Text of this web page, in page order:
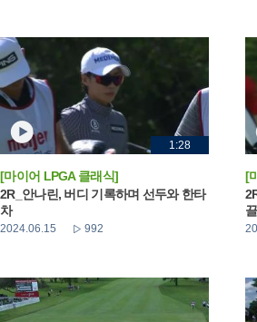
1:28
[마이어 LPGA 클래식]
2R_안나린, 버디 기록하며 선두와 한타
차
2024.06.15 992
[